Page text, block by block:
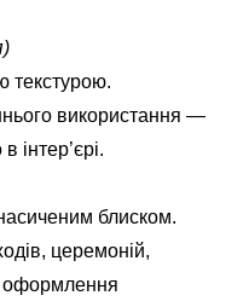
текстурою.
використання —
інтер’єрі.
блиском.
церемоній,
оформлення